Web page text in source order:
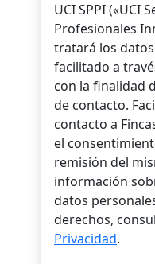
UCI SPPI («UCI
Profesionales
tratará los
facilitado a
con la finalidad
de contacto.
contacto a
el
remisión del
información
datos
derechos,
Privacidad.